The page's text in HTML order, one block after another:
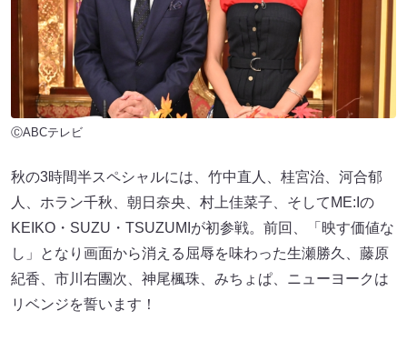
ⒸABCテレビ
秋の3時間半スペシャルには、竹中直人、桂宮治、河合郁
人、ホラン千秋、朝日奈央、村上佳菜子、そしてME:Iの
KEIKO・SUZU・TSUZUMIが初参戦。前回、「映す価値な
し」となり画面から消える屈辱を味わった生瀬勝久、藤原
紀香、市川右團次、神尾楓珠、みちょぱ、ニューヨークは
リベンジを誓います！